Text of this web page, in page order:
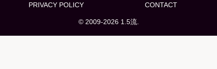
PRIVACY POLICY CONTACT
© 2009-2026 1.5流.